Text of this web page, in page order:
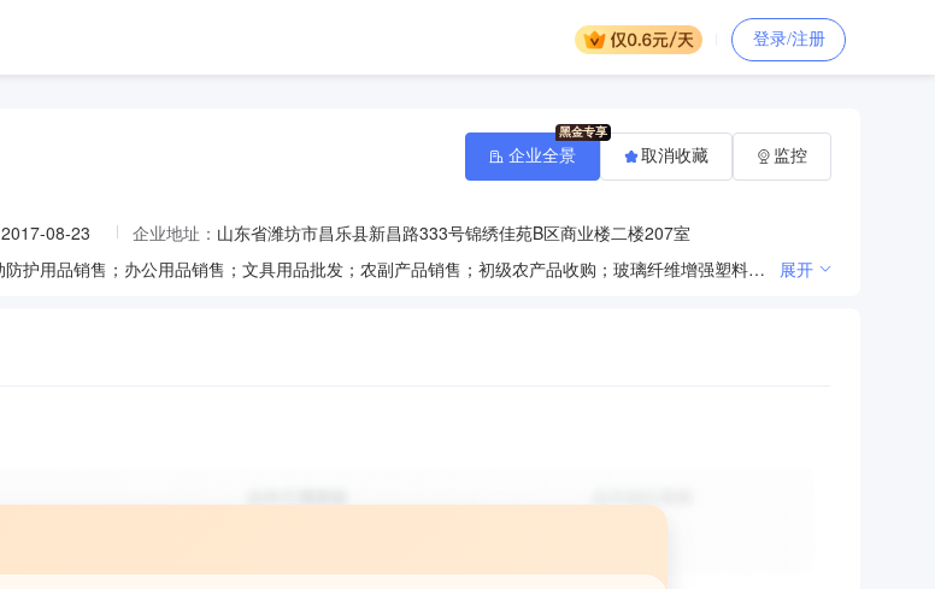
登录/注册
2017-08-23 企业地址： 山东省潍坊市昌乐县新昌路333号锦绣佳苑B区商业楼二楼207室
一般项目：日用百货销售；服装服饰批发；特种劳动防护用品销售；办公用品销售；文具用品批发；农副产品销售；初级农产品收购；玻璃纤维增强塑料制品销售（除依法须经批准的项目外，凭营业执照依法自主开展经营活动）许可项目：食品经营（销售预包装食品）（依法须经批准的项目，经相关部门批准后方可开展经营活动，具体经营项目以审批结果为准） 展开
企业全景 取消收藏 监控